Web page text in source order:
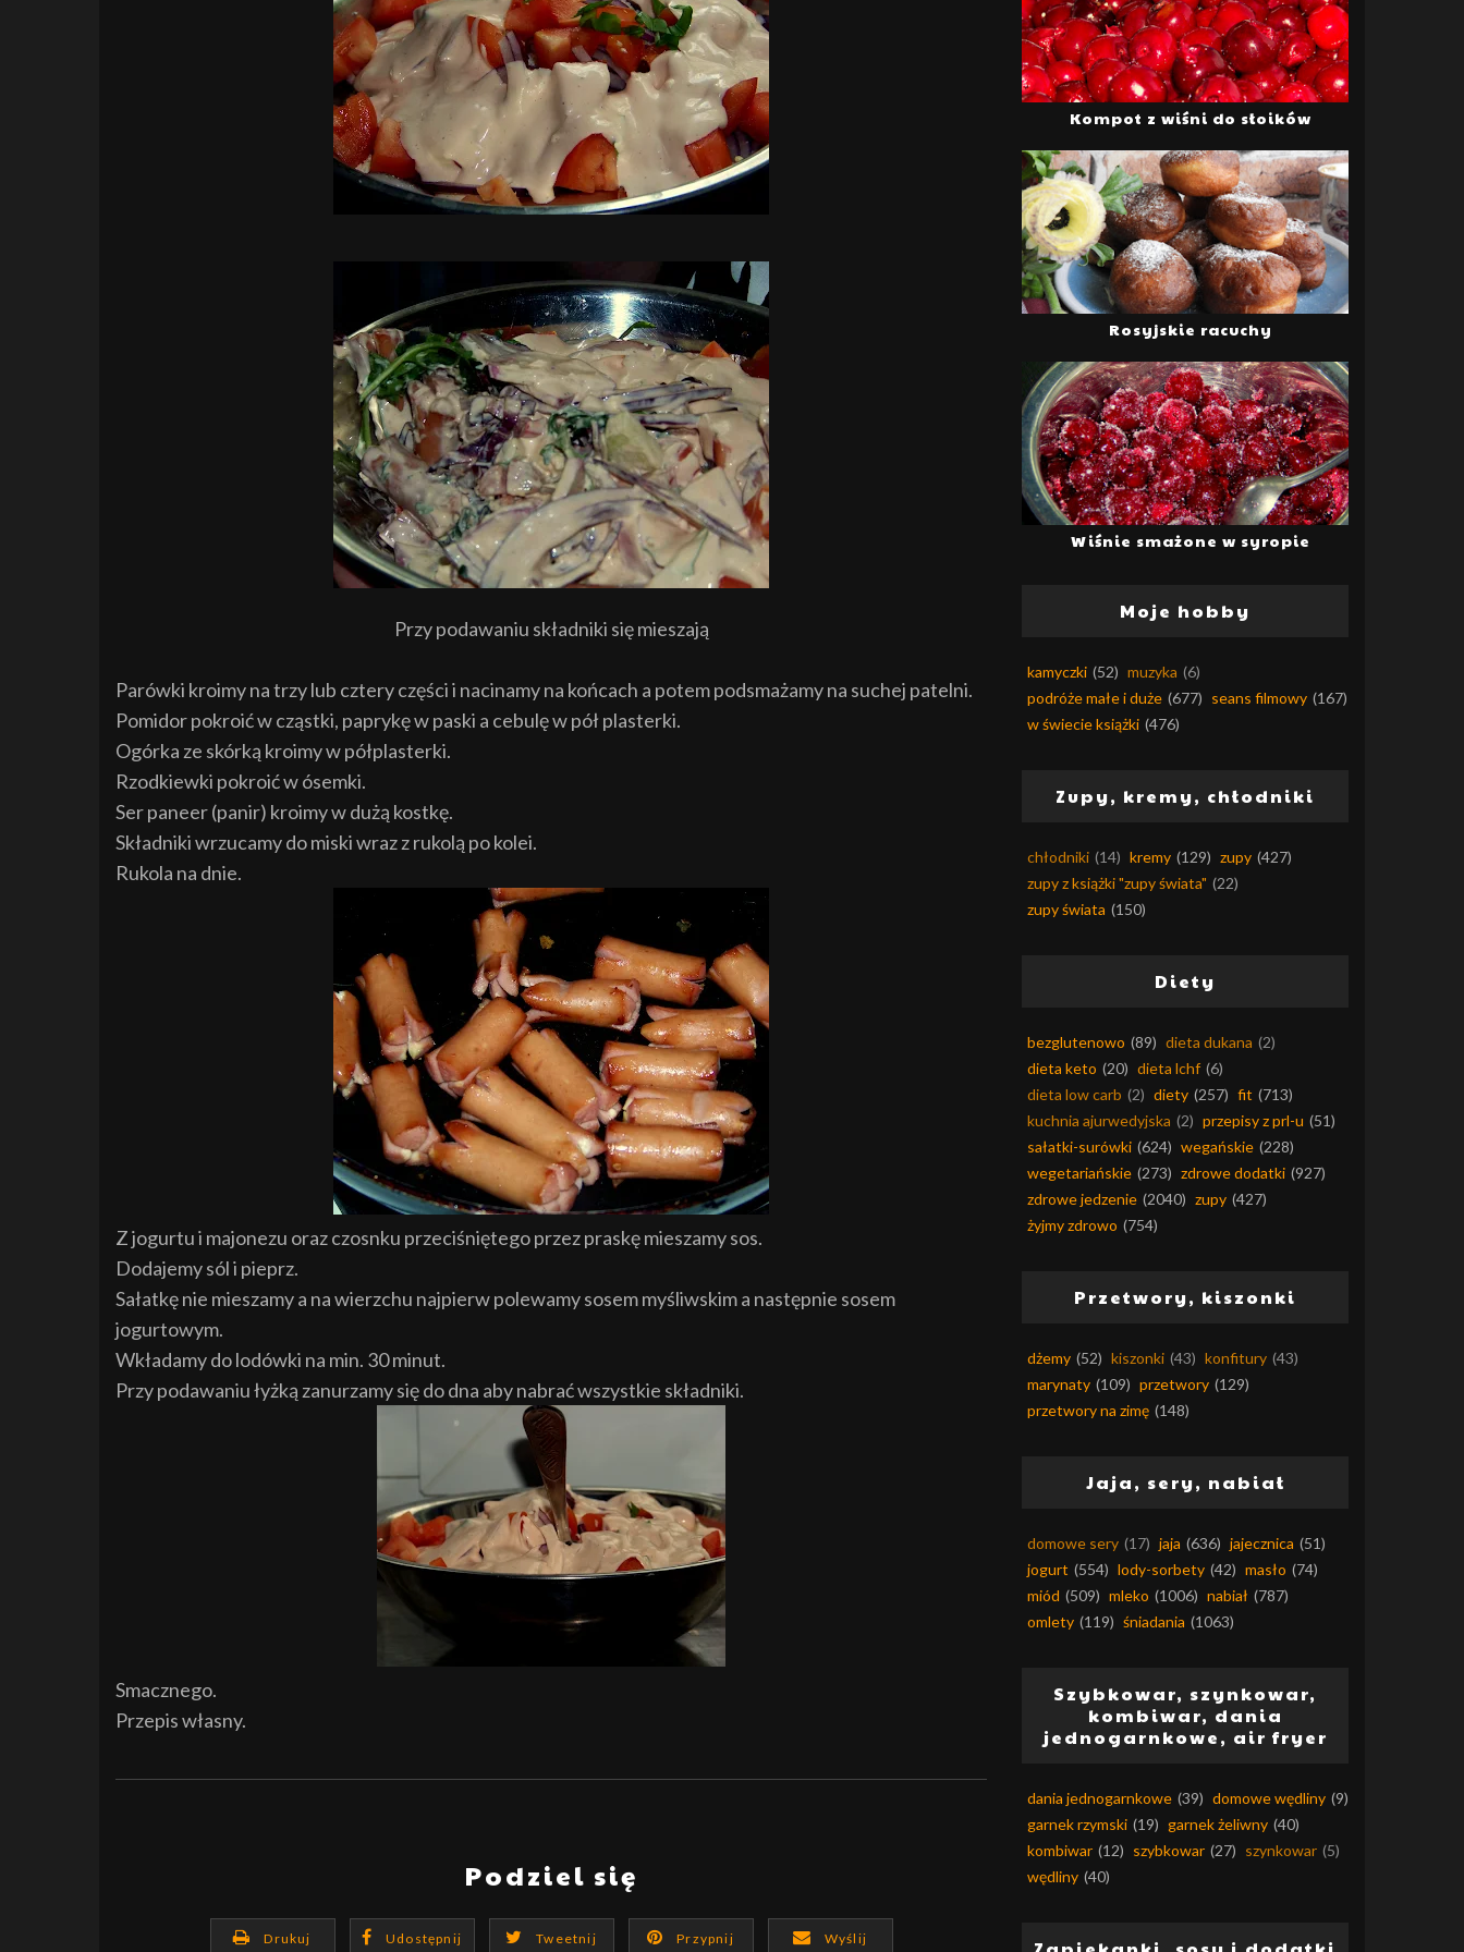
Przy podawaniu składniki się mieszają
Parówki kroimy na trzy lub cztery części i nacinamy na końcach a potem podsmażamy na suchej patelni.
Pomidor pokroić w cząstki, paprykę w paski a cebulę w pół plasterki.
Ogórka ze skórką kroimy w półplasterki.
Rzodkiewki pokroić w ósemki.
Ser paneer (panir) kroimy w dużą kostkę.
Składniki wrzucamy do miski wraz z rukolą po kolei.
Rukola na dnie.
Z jogurtu i majonezu oraz czosnku przeciśniętego przez praskę mieszamy sos.
Dodajemy sól i pieprz.
Sałatkę nie mieszamy a na wierzchu najpierw polewamy sosem myśliwskim a następnie sosem
jogurtowym.
Wkładamy do lodówki na min. 30 minut.
Przy podawaniu łyżką zanurzamy się do dna aby nabrać wszystkie składniki.
Smacznego.
Przepis własny.
Podziel się
Drukuj Udostępnij Tweetnij Przypnij Wyślij
Kompot z wiśni do słoików
Rosyjskie racuchy
Wiśnie smażone w syropie
Moje hobby
kamyczki (52) muzyka (6)
podróże małe i duże (677) seans filmowy (167)
w świecie książki (476)
Zupy, kremy, chłodniki
chłodniki (14) kremy (129) zupy (427)
zupy z książki "zupy świata" (22)
zupy świata (150)
Diety
bezglutenowo (89) dieta dukana (2)
dieta keto (20) dieta lchf (6)
dieta low carb (2) diety (257) fit (713)
kuchnia ajurwedyjska (2) przepisy z prl-u (51)
sałatki-surówki (624) wegańskie (228)
wegetariańskie (273) zdrowe dodatki (927)
zdrowe jedzenie (2040) zupy (427)
żyjmy zdrowo (754)
Przetwory, kiszonki
dżemy (52) kiszonki (43) konfitury (43)
marynaty (109) przetwory (129)
przetwory na zimę (148)
Jaja, sery, nabiał
domowe sery (17) jaja (636) jajecznica (51)
jogurt (554) lody-sorbety (42) masło (74)
miód (509) mleko (1006) nabiał (787)
omlety (119) śniadania (1063)
Szybkowar, szynkowar,
kombiwar, dania
jednogarnkowe, air fryer
dania jednogarnkowe (39) domowe wędliny (9)
garnek rzymski (19) garnek żeliwny (40)
kombiwar (12) szybkowar (27) szynkowar (5)
wędliny (40)